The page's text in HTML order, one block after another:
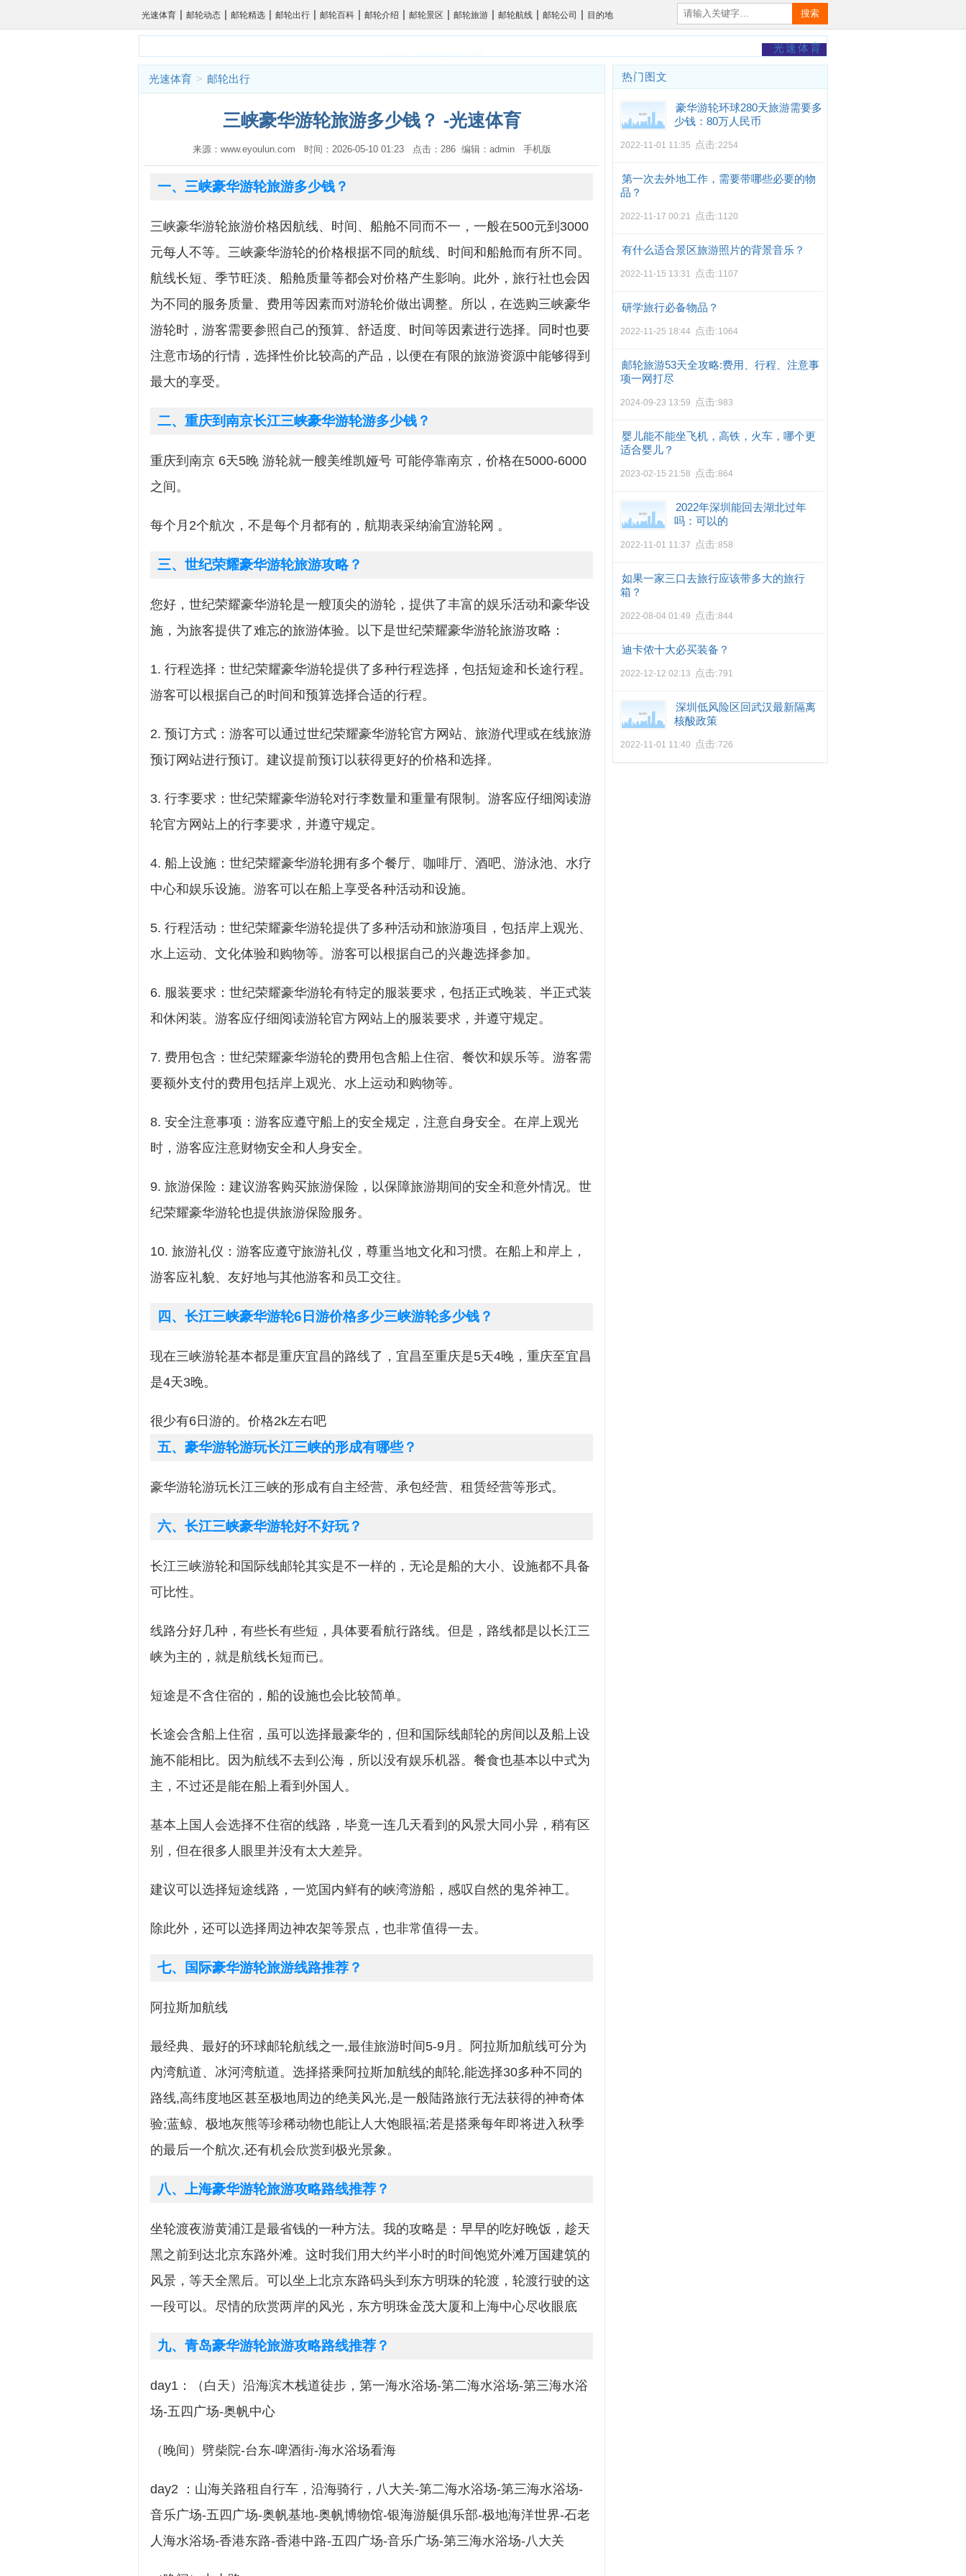
光速体育 | 邮轮动态 | 邮轮精选 | 邮轮出行 | 邮轮百科 | 邮轮介绍 | 邮轮景区 | 邮轮旅游 | 邮轮航线 | 邮轮公司 | 目的地 搜索
光速体育
光速体育 > 邮轮出行
三峡豪华游轮旅游多少钱？ -光速体育
来源：www.eyoulun.com 时间：2026-05-10 01:23 点击：286 编辑：admin 手机版
一、三峡豪华游轮旅游多少钱？
三峡豪华游轮旅游价格因航线、时间、船舱不同而不一，一般在500元到3000
元每人不等。三峡豪华游轮的价格根据不同的航线、时间和船舱而有所不同。
航线长短、季节旺淡、船舱质量等都会对价格产生影响。此外，旅行社也会因
为不同的服务质量、费用等因素而对游轮价做出调整。所以，在选购三峡豪华
游轮时，游客需要参照自己的预算、舒适度、时间等因素进行选择。同时也要
注意市场的行情，选择性价比较高的产品，以便在有限的旅游资源中能够得到
最大的享受。
二、重庆到南京长江三峡豪华游轮游多少钱？
重庆到南京 6天5晚 游轮就一艘美维凯娅号 可能停靠南京，价格在5000-6000
之间。
每个月2个航次，不是每个月都有的，航期表采纳渝宜游轮网 。
三、世纪荣耀豪华游轮旅游攻略？
您好，世纪荣耀豪华游轮是一艘顶尖的游轮，提供了丰富的娱乐活动和豪华设
施，为旅客提供了难忘的旅游体验。以下是世纪荣耀豪华游轮旅游攻略：
1. 行程选择：世纪荣耀豪华游轮提供了多种行程选择，包括短途和长途行程。
游客可以根据自己的时间和预算选择合适的行程。
2. 预订方式：游客可以通过世纪荣耀豪华游轮官方网站、旅游代理或在线旅游
预订网站进行预订。建议提前预订以获得更好的价格和选择。
3. 行李要求：世纪荣耀豪华游轮对行李数量和重量有限制。游客应仔细阅读游
轮官方网站上的行李要求，并遵守规定。
4. 船上设施：世纪荣耀豪华游轮拥有多个餐厅、咖啡厅、酒吧、游泳池、水疗
中心和娱乐设施。游客可以在船上享受各种活动和设施。
5. 行程活动：世纪荣耀豪华游轮提供了多种活动和旅游项目，包括岸上观光、
水上运动、文化体验和购物等。游客可以根据自己的兴趣选择参加。
6. 服装要求：世纪荣耀豪华游轮有特定的服装要求，包括正式晚装、半正式装
和休闲装。游客应仔细阅读游轮官方网站上的服装要求，并遵守规定。
7. 费用包含：世纪荣耀豪华游轮的费用包含船上住宿、餐饮和娱乐等。游客需
要额外支付的费用包括岸上观光、水上运动和购物等。
8. 安全注意事项：游客应遵守船上的安全规定，注意自身安全。在岸上观光
时，游客应注意财物安全和人身安全。
9. 旅游保险：建议游客购买旅游保险，以保障旅游期间的安全和意外情况。世
纪荣耀豪华游轮也提供旅游保险服务。
10. 旅游礼仪：游客应遵守旅游礼仪，尊重当地文化和习惯。在船上和岸上，
游客应礼貌、友好地与其他游客和员工交往。
四、长江三峡豪华游轮6日游价格多少三峡游轮多少钱？
现在三峡游轮基本都是重庆宜昌的路线了，宜昌至重庆是5天4晚，重庆至宜昌
是4天3晚。
很少有6日游的。价格2k左右吧
五、豪华游轮游玩长江三峡的形成有哪些？
豪华游轮游玩长江三峡的形成有自主经营、承包经营、租赁经营等形式。
六、长江三峡豪华游轮好不好玩？
长江三峡游轮和国际线邮轮其实是不一样的，无论是船的大小、设施都不具备
可比性。
线路分好几种，有些长有些短，具体要看航行路线。但是，路线都是以长江三
峡为主的，就是航线长短而已。
短途是不含住宿的，船的设施也会比较简单。
长途会含船上住宿，虽可以选择最豪华的，但和国际线邮轮的房间以及船上设
施不能相比。因为航线不去到公海，所以没有娱乐机器。餐食也基本以中式为
主，不过还是能在船上看到外国人。
基本上国人会选择不住宿的线路，毕竟一连几天看到的风景大同小异，稍有区
别，但在很多人眼里并没有太大差异。
建议可以选择短途线路，一览国内鲜有的峡湾游船，感叹自然的鬼斧神工。
除此外，还可以选择周边神农架等景点，也非常值得一去。
七、国际豪华游轮旅游线路推荐？
阿拉斯加航线
最经典、最好的环球邮轮航线之一,最佳旅游时间5-9月。阿拉斯加航线可分为
內湾航道、冰河湾航道。选择搭乘阿拉斯加航线的邮轮,能选择30多种不同的
路线,高纬度地区甚至极地周边的绝美风光,是一般陆路旅行无法获得的神奇体
验;蓝鲸、极地灰熊等珍稀动物也能让人大饱眼福;若是搭乘每年即将进入秋季
的最后一个航次,还有机会欣赏到极光景象。
八、上海豪华游轮旅游攻略路线推荐？
坐轮渡夜游黄浦江是最省钱的一种方法。我的攻略是：早早的吃好晚饭，趁天
黑之前到达北京东路外滩。这时我们用大约半小时的时间饱览外滩万国建筑的
风景，等天全黑后。可以坐上北京东路码头到东方明珠的轮渡，轮渡行驶的这
一段可以。尽情的欣赏两岸的风光，东方明珠金茂大厦和上海中心尽收眼底
九、青岛豪华游轮旅游攻略路线推荐？
day1：（白天）沿海滨木栈道徒步，第一海水浴场-第二海水浴场-第三海水浴
场-五四广场-奥帆中心
（晚间）劈柴院-台东-啤酒街-海水浴场看海
day2 ：山海关路租自行车，沿海骑行，八大关-第二海水浴场-第三海水浴场-
音乐广场-五四广场-奥帆基地-奥帆博物馆-银海游艇俱乐部-极地海洋世界-石老
人海水浴场-香港东路-香港中路-五四广场-音乐广场-第三海水浴场-八大关
热门图文
豪华游轮环球280天旅游需要多
少钱：80万人民币
2022-11-01 11:35 点击:2254
第一次去外地工作，需要带哪些必要的物
品？
2022-11-17 00:21 点击:1120
有什么适合景区旅游照片的背景音乐？
2022-11-15 13:31 点击:1107
研学旅行必备物品？
2022-11-25 18:44 点击:1064
邮轮旅游53天全攻略:费用、行程、注意事
项一网打尽
2024-09-23 13:59 点击:983
婴儿能不能坐飞机，高铁，火车，哪个更
适合婴儿？
2023-02-15 21:58 点击:864
2022年深圳能回去湖北过年
吗：可以的
2022-11-01 11:37 点击:858
如果一家三口去旅行应该带多大的旅行
箱？
2022-08-04 01:49 点击:844
迪卡侬十大必买装备？
2022-12-12 02:13 点击:791
深圳低风险区回武汉最新隔离
核酸政策
2022-11-01 11:40 点击:726